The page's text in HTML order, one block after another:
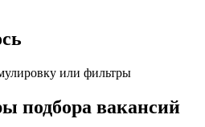
или фильтры
подбора вакансий